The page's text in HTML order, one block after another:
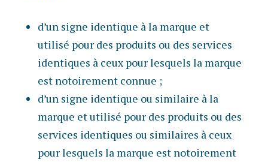
d’un signe identique à la marque et
utilisé pour des produits ou des services
identiques à ceux pour lesquels la marque
est notoirement connue ;
d’un signe identique ou similaire à la
marque et utilisé pour des produits ou des
services identiques ou similaires à ceux
pour lesquels la marque est notoirement